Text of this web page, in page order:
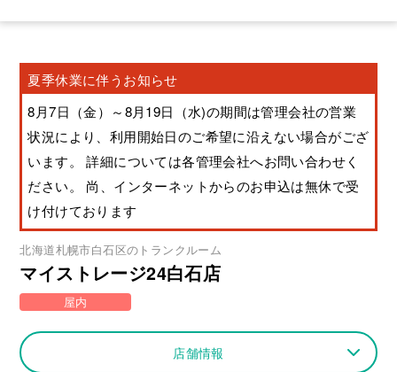
夏季休業に伴うお知らせ
8月7日（金）～8月19日（水)の期間は管理会社の営業
状況により、利用開始日のご希望に沿えない場合がござ
います。 詳細については各管理会社へお問い合わせく
ださい。 尚、インターネットからのお申込は無休で受
け付けております
北海道札幌市白石区のトランクルーム
マイストレージ24白石店
屋内
店舗情報